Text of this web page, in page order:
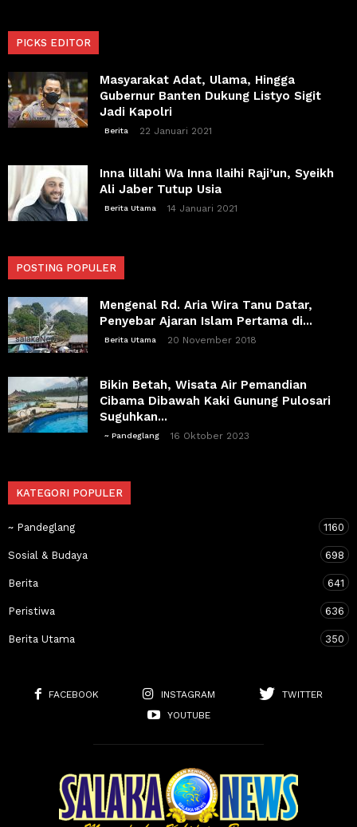
PICKS EDITOR
Masyarakat Adat, Ulama, Hingga
Gubernur Banten Dukung Listyo Sigit
Jadi Kapolri
Berita 22 Januari 2021
Inna lillahi Wa Inna Ilaihi Raji’un, Syeikh
Ali Jaber Tutup Usia
Berita Utama 14 Januari 2021
POSTING POPULER
Mengenal Rd. Aria Wira Tanu Datar,
Penyebar Ajaran Islam Pertama di...
Berita Utama 20 November 2018
Bikin Betah, Wisata Air Pemandian
Cibama Dibawah Kaki Gunung Pulosari
Suguhkan...
~ Pandeglang 16 Oktober 2023
KATEGORI POPULER
~ Pandeglang 1160
Sosial & Budaya 698
Berita 641
Peristiwa 636
Berita Utama 350
FACEBOOK INSTAGRAM
TWITTER
YOUTUBE